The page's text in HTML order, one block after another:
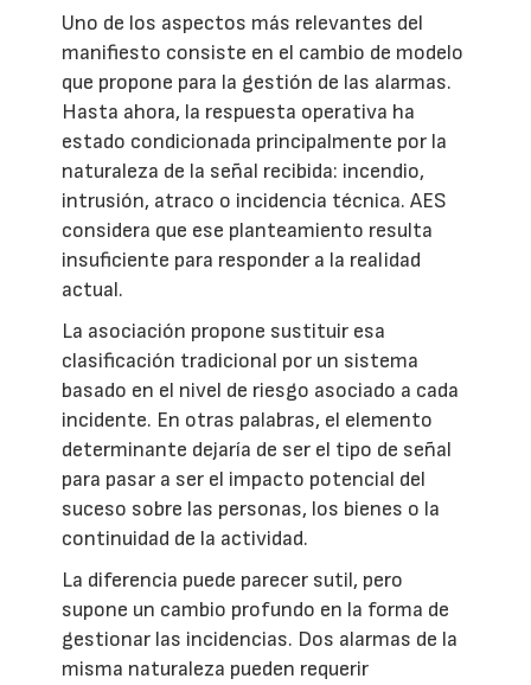
Uno de los aspectos más relevantes del
manifiesto consiste en el cambio de modelo
que propone para la gestión de las alarmas.
Hasta ahora, la respuesta operativa ha
estado condicionada principalmente por la
naturaleza de la señal recibida: incendio,
intrusión, atraco o incidencia técnica. AES
considera que ese planteamiento resulta
insuficiente para responder a la realidad
actual.
La asociación propone sustituir esa
clasificación tradicional por un sistema
basado en el nivel de riesgo asociado a cada
incidente. En otras palabras, el elemento
determinante dejaría de ser el tipo de señal
para pasar a ser el impacto potencial del
suceso sobre las personas, los bienes o la
continuidad de la actividad.
La diferencia puede parecer sutil, pero
supone un cambio profundo en la forma de
gestionar las incidencias. Dos alarmas de la
misma naturaleza pueden requerir